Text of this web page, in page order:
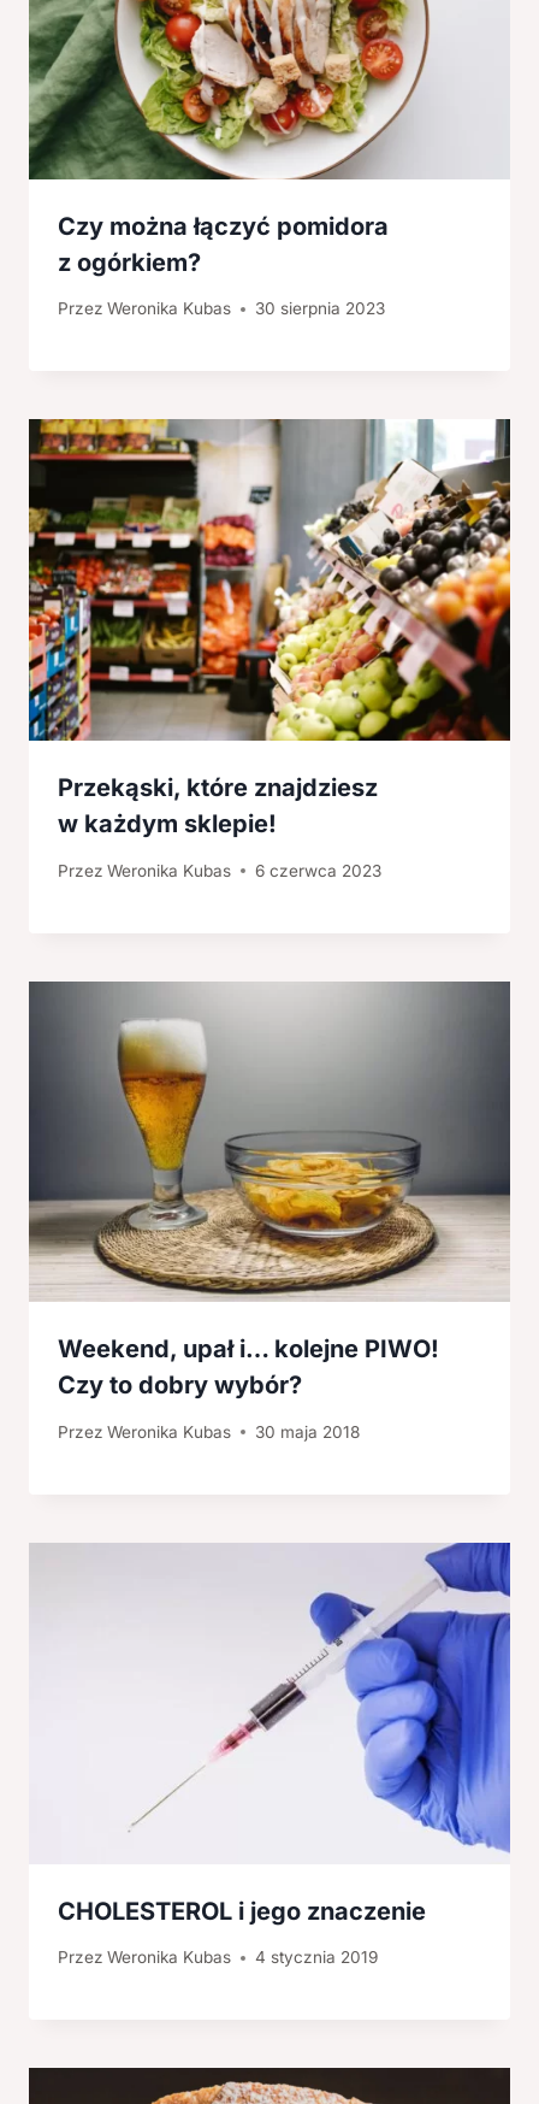
Czy można łączyć pomidora
z ogórkiem?
Przez Weronika Kubas 30 sierpnia 2023
Przekąski, które znajdziesz
w każdym sklepie!
Przez Weronika Kubas 6 czerwca 2023
Weekend, upał i… kolejne PIWO!
Czy to dobry wybór?
Przez Weronika Kubas 30 maja 2018
CHOLESTEROL i jego znaczenie
Przez Weronika Kubas 4 stycznia 2019